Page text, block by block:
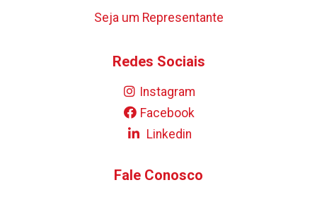
Seja um Representante
Redes Sociais
Instagram
Facebook
Linkedin
Fale Conosco